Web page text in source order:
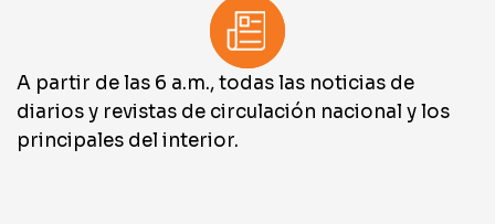
A partir de las 6 a.m., todas las noticias de
diarios y revistas de circulación nacional y los
principales del interior.